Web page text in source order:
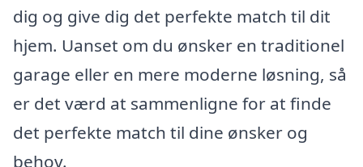
dig og give dig det perfekte match til dit
hjem. Uanset om du ønsker en traditionel
garage eller en mere moderne løsning, så
er det værd at sammenligne for at finde
det perfekte match til dine ønsker og
behov.